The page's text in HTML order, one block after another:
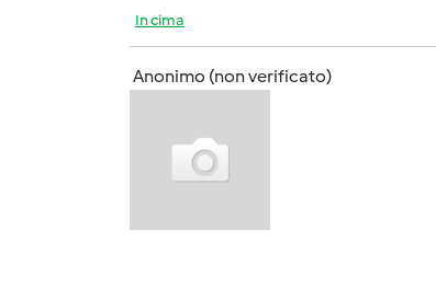
In cima
Anonimo (non verificato)